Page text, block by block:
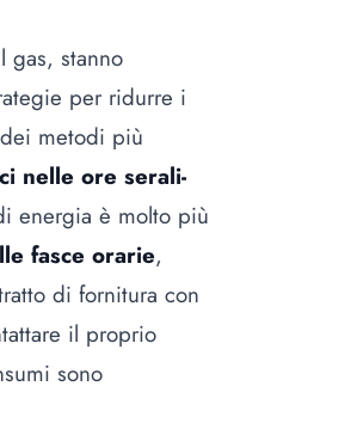
gas, stanno
per ridurre i
metodi più
nelle ore serali-
energia è molto più
fasce orarie,
di fornitura con
il proprio
sono